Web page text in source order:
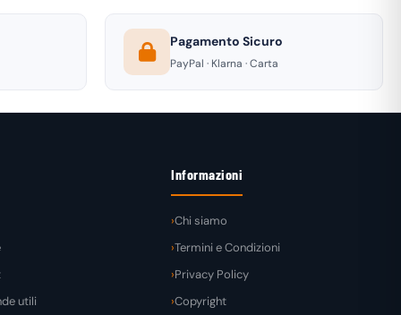
Pagamento Sicuro
PayPal · Klarna · Carta
utili
Informazioni
Chi siamo
Termini e Condizioni
Privacy Policy
Copyright